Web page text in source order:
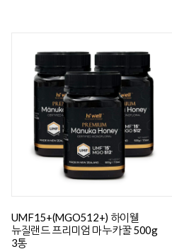
UMF15+(MGO512+) 하이웰
뉴질랜드 프리미엄 마누카꿀 500g
3통